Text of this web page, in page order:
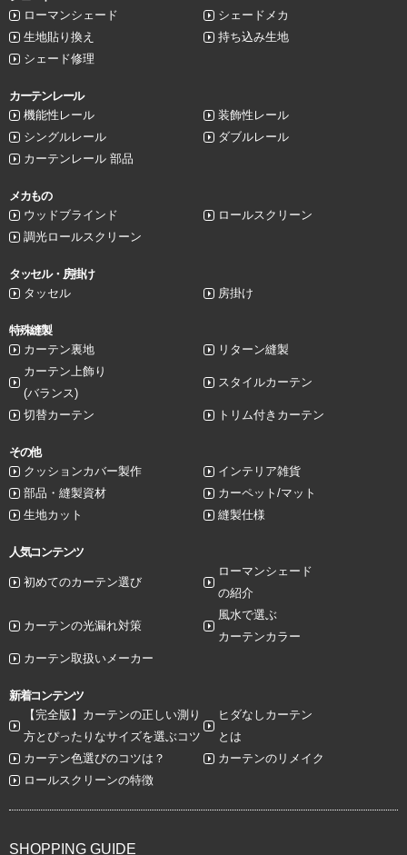
ローマンシェード
シェードメカ
生地貼り換え
持ち込み生地
シェード修理
カーテンレール
機能性レール
装飾性レール
シングルレール
ダブルレール
カーテンレール 部品
メカもの
ウッドブラインド
ロールスクリーン
調光ロールスクリーン
タッセル・房掛け
タッセル
房掛け
特殊縫製
カーテン裏地
リターン縫製
カーテン上飾り
(バランス)
スタイルカーテン
切替カーテン トリム付きカーテン
その他
クッションカバー製作
インテリア雑貨
部品・縫製資材
カーペット/マット
生地カット
縫製仕様
人気コンテンツ
初めてのカーテン選び
ローマンシェード
の紹介
カーテンの光漏れ対策
風水で選ぶ
カーテンカラー
カーテン取扱いメーカー
新着コンテンツ
【完全版】カーテンの正しい測り
方とぴったりなサイズを選ぶコツ
ヒダなしカーテン
とは
カーテン色選びのコツは？
カーテンのリメイク
ロールスクリーンの特徴
SHOPPING GUIDE